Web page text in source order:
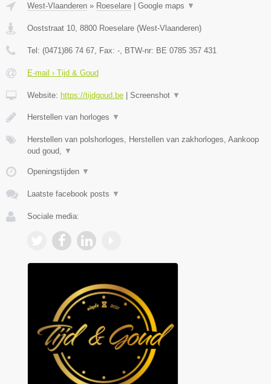
West-Vlaanderen » Roeselare | Google maps ▼
Ooststraat 10 8800 Roeselare (West-Vlaanderen)
Tel: (0471)86 74 67 , Fax: - , BTW-nr: BE 0785 357 431
E-mail › Tijd & Goud
Website: https://tijdgoud.be | Screenshot ▼
Herstellen van horloges ▼
Herstellen van polshorloges, Herstellen van zakhorloges, Aankoop
oud goud,
▼
Openingstijden ▼
Laatste facebook posts ▼
Sociale media: